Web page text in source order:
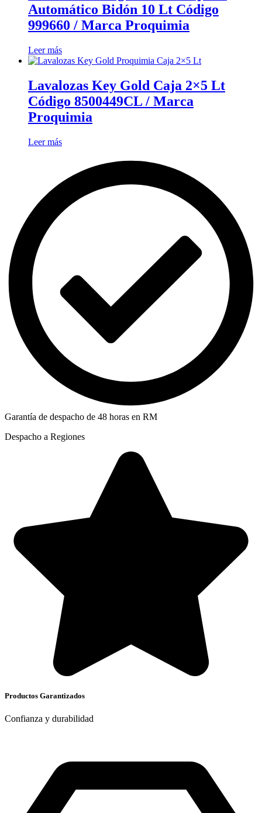
Automático Bidón 10 Lt Código
999660 / Marca Proquimia
Leer más
Lavalozas Key Gold Caja 2×5 Lt
Código 8500449CL / Marca
Proquimia
Leer más
Garantía de despacho de 48 horas en RM
Despacho a Regiones
Productos Garantizados
Confianza y durabilidad